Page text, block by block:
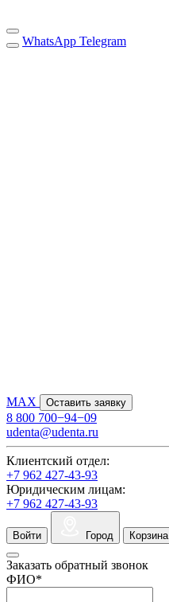
WhatsApp Telegram
MAX Оставить заявку
8 800 700−94−09
udenta@udenta.ru
Клиентский отдел:
+7 962 427-43-93
Юридическим лицам:
+7 962 427-43-93
Войти Город Корзина
Заказать обратный звонок
ФИО*